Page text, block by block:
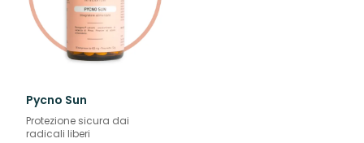
Pycno Sun
Protezione sicura dai
radicali liberi